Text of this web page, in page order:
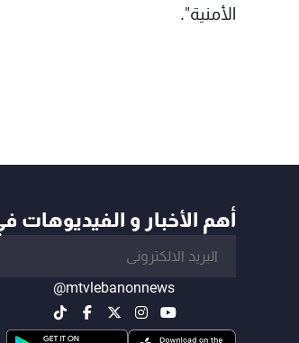
الأمنية".
أهم الأخبار و الفيديوهات
@mtvlebanonnews